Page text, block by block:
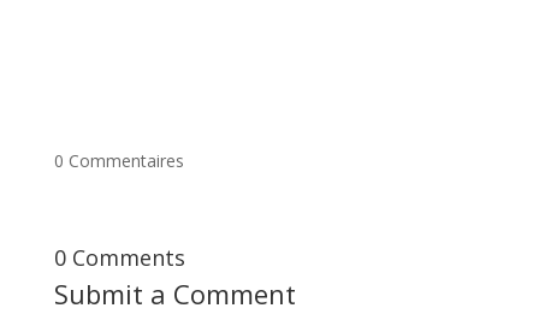
0 Commentaires
0 Comments
Submit a Comment